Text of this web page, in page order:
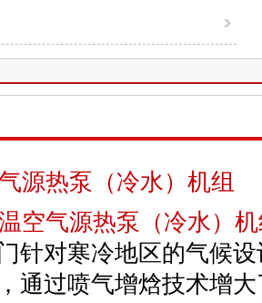
源热泵（冷水）机组
空气源热泵（冷水）
针对寒冷地区的气候
通过喷气增焓技术增